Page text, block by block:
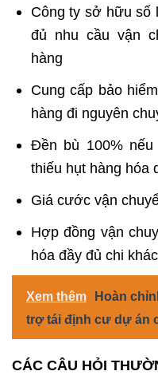
Công ty sở hữu số
đủ nhu cầu vận
hàng
Cung cấp bảo
hàng đi nguyên
Đền bù 100%
thiếu hụt hàng hóa
Giá cước vận
Hợp đồng vận
hóa đầy đủ chi
Xem thêm
Hoàn
trợ tái định cư dự án
CÁC CÂU HỎI